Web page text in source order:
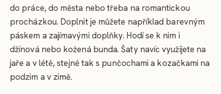
do práce, do města nebo třeba na romantickou
procházkou. Doplnit je můžete například barevným
páskem a zajímavými doplňky. Hodí se k nim i
džínová nebo kožená bunda. Šaty navíc využijete na
jaře a v létě, stejně tak s punčochami a kozačkami na
podzim a v zimě.